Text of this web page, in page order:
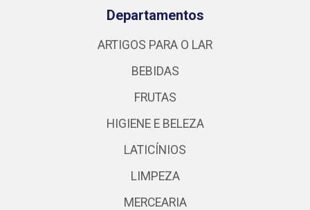
Departamentos
ARTIGOS PARA O LAR
BEBIDAS
FRUTAS
HIGIENE E BELEZA
LATICÍNIOS
LIMPEZA
MERCEARIA